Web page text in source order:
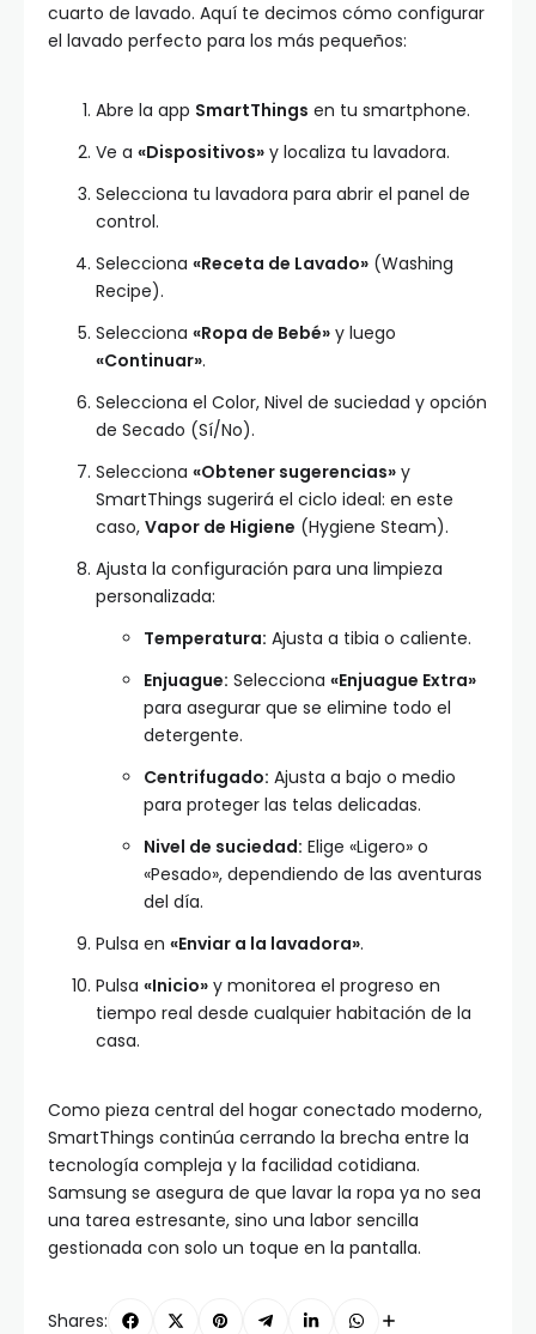
cuarto de lavado. Aquí te decimos cómo configurar
el lavado perfecto para los más pequeños:
Abre la app SmartThings en tu smartphone.
Ve a «Dispositivos» y localiza tu lavadora.
Selecciona tu lavadora para abrir el panel de
control.
Selecciona «Receta de Lavado» (Washing
Recipe).
Selecciona «Ropa de Bebé» y luego
«Continuar».
Selecciona el Color, Nivel de suciedad y opción
de Secado (Sí/No).
Selecciona «Obtener sugerencias» y
SmartThings sugerirá el ciclo ideal: en este
caso, Vapor de Higiene (Hygiene Steam).
Ajusta la configuración para una limpieza
personalizada:
Temperatura: Ajusta a tibia o caliente.
Enjuague: Selecciona «Enjuague Extra»
para asegurar que se elimine todo el
detergente.
Centrifugado: Ajusta a bajo o medio
para proteger las telas delicadas.
Nivel de suciedad: Elige «Ligero» o
«Pesado», dependiendo de las aventuras
del día.
Pulsa en «Enviar a la lavadora».
Pulsa «Inicio» y monitorea el progreso en
tiempo real desde cualquier habitación de la
casa.
Como pieza central del hogar conectado moderno,
SmartThings continúa cerrando la brecha entre la
tecnología compleja y la facilidad cotidiana.
Samsung se asegura de que lavar la ropa ya no sea
una tarea estresante, sino una labor sencilla
gestionada con solo un toque en la pantalla.
Shares: